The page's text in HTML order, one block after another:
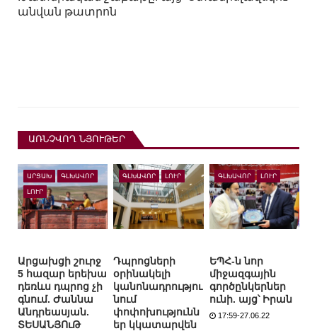
անվան թատրոն
ԱՌՆՉՎՈՂ ՆՅՈՒԹԵՐ
ԱՐՑԱԽ ԳԼԽԱՎՈՐ
ԼՈՒՐ
Արցախցի շուրջ
5 հազար երեխա
դեռևս դպրոց չի
գնում. Ժաննա
Անդրեասյան.
ՏԵՍԱՆՅՈւԹ
ԳԼԽԱՎՈՐ ԼՈՒՐ
Դպրոցների
օրինակելի
կանոնադրությու
նում
փոփոխությունն
եր կկատարվեն
ԳԼԽԱՎՈՐ ԼՈՒՐ
ԵՊՀ-ն նոր
միջազգային
գործընկերներ
ունի. այց՝ Իրան
17:59-27.06.22